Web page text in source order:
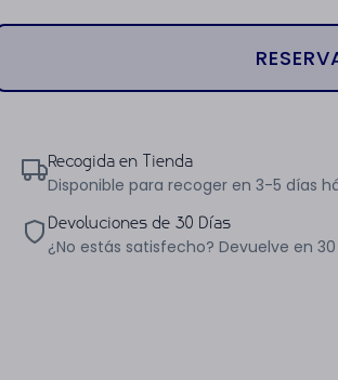
Recogida en Tienda
Disponible para recoger en 3-5 días
Devoluciones de 30 Días
¿No estás satisfecho? Devuelve en